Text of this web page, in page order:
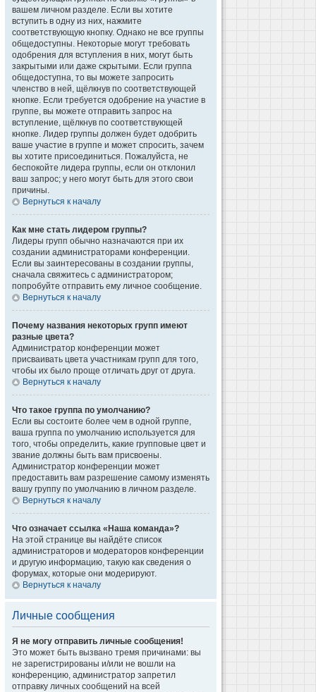
вашем личном разделе. Если вы хотите
вступить в одну из них, нажмите
соответствующую кнопку. Однако не все группы
общедоступны. Некоторые могут требовать
одобрения для вступления в них, могут быть
закрытыми или даже скрытыми. Если группа
общедоступна, то вы можете запросить
членство в ней, щёлкнув по соответствующей
кнопке. Если требуется одобрение на участие в
группе, вы можете отправить запрос на
вступление, щёлкнув по соответствующей
кнопке. Лидер группы должен будет одобрить
ваше участие в группе и может спросить, зачем
вы хотите присоединиться. Пожалуйста, не
беспокойте лидера группы, если он отклонил
ваш запрос; у него могут быть для этого свои
причины.
Вернуться к началу
Как мне стать лидером группы?
Лидеры групп обычно назначаются при их
создании администраторами конференции.
Если вы заинтересованы в создании группы,
сначала свяжитесь с администратором;
попробуйте отправить ему личное сообщение.
Вернуться к началу
Почему названия некоторых групп имеют
разные цвета?
Администратор конференции может
присваивать цвета участникам групп для того,
чтобы их было проще отличать друг от друга.
Вернуться к началу
Что такое группа по умолчанию?
Если вы состоите более чем в одной группе,
ваша группа по умолчанию используется для
того, чтобы определить, какие групповые цвет и
звание должны быть вам присвоены.
Администратор конференции может
предоставить вам разрешение самому изменять
вашу группу по умолчанию в личном разделе.
Вернуться к началу
Что означает ссылка «Наша команда»?
На этой странице вы найдёте список
администраторов и модераторов конференции
и другую информацию, такую как сведения о
форумах, которые они модерируют.
Вернуться к началу
Личные сообщения
Я не могу отправить личные сообщения!
Это может быть вызвано тремя причинами: вы
не зарегистрированы и/или не вошли на
конференцию, администратор запретил
отправку личных сообщений на всей